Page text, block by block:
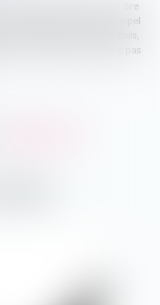
appel d'un jugement avant dire
la Cour d'appel
seulement les intérêts civils,
tant que cette dernière n’a pas